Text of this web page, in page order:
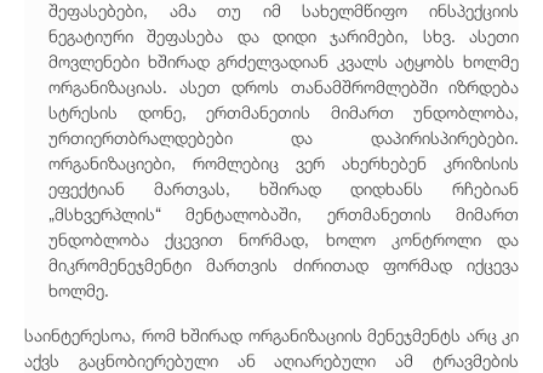
შეფასებები, ამა თუ იმ სახელმწიფო ინსპექციის
ნეგატიური შეფასება და დიდი ჯარიმები, სხვ. ასეთი
მოვლენები ხშირად გრძელვადიან კვალს ატყობს ხოლმე
ორგანიზაციას. ასეთ დროს თანამშრომლებში იზრდება
სტრესის დონე, ერთმანეთის მიმართ უნდობლობა,
ურთიერთბრალდებები და დაპირისპირებები.
ორგანიზაციები, რომლებიც ვერ ახერხებენ კრიზისის
ეფექტიან მართვას, ხშირად დიდხანს რჩებიან
„მსხვერპლის“ მენტალობაში, ერთმანეთის მიმართ
უნდობლობა ქცევით ნორმად, ხოლო კონტროლი და
მიკრომენეჯმენტი მართვის ძირითად ფორმად იქცევა
ხოლმე.
საინტერესოა, რომ ხშირად ორგანიზაციის მენეჯმენტს არც კი
აქვს გაცნობიერებული ან აღიარებული ამ ტრავმების